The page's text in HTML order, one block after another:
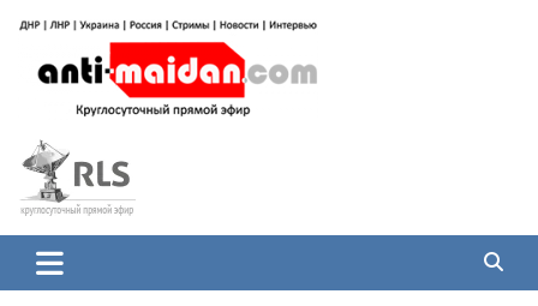
содержимому
Антимайдан: Гражданская война
на Украине
гражданской войне на Украине, включая события в Новороссии, ДНР,
ЛНР и других регионах.